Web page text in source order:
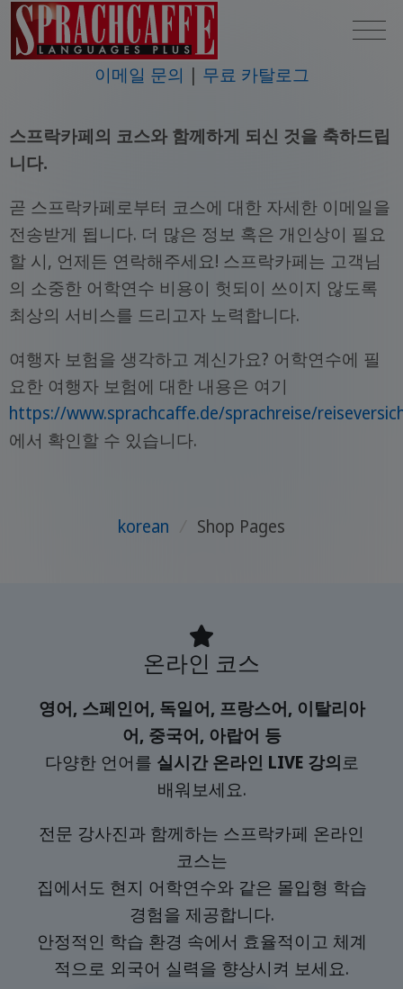
이메일 문의 무료 카탈로그
스프락카페의 코스와 함께하게 되신 것을 축하드립
니다.
곧 스프락카페로부터 코스에 대한 자세한 이메일을
전송받게 됩니다. 더 많은 정보 혹은 개인상이 필요
할 시, 언제든 연락해주세요! 스프락카페는 고객님
의 소중한 어학연수 비용이 헛되이 쓰이지 않도록
최상의 서비스를 드리고자 노력합니다.
여행자 보험을 생각하고 계신가요? 어학연수에 필
요한 여행자 보험에 대한 내용은 여기
https://www.sprachcaffe.de/sprachreise/
에서 확인할 수 있습니다.
korean Shop Pages
온라인 코스
영어, 스페인어, 독일어, 프랑스어, 이탈리아
어, 중국어, 아랍어 등
다양한 언어를 실시간 온라인 LIVE 강의로
배워보세요.
전문 강사진과 함께하는 스프락카페 온라인
코스는
집에서도 현지 어학연수와 같은 몰입형 학습
경험을 제공합니다.
안정적인 학습 환경 속에서 효율적이고 체계
적으로 외국어 실력을 향상시켜 보세요.